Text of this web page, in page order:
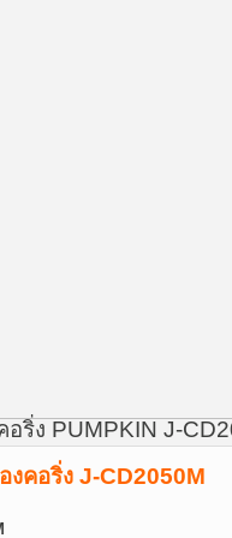
อริ่ง PUMPKIN J-
งคอริ่ง J-CD2050M